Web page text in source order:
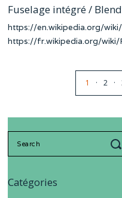
ON
05
Fuselage intégré /
https://en.wikipedia.org/
https://fr.wikipedia.org/wiki/
1 2
Catégories